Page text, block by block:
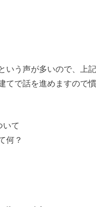
いう声が多いので、上
てで話を進めますので
いて
何？